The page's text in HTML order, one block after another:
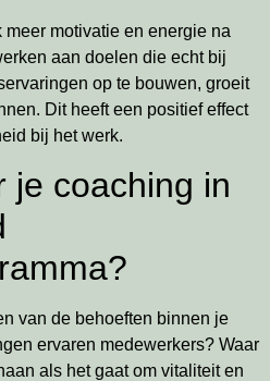
motivatie en energie na
aan doelen die echt bij
op te bouwen, groeit
Dit heeft een positief effect
bij het werk.
je coaching in
van de behoeften binnen je
ervaren medewerkers? Waar
als het gaat om vitaliteit en